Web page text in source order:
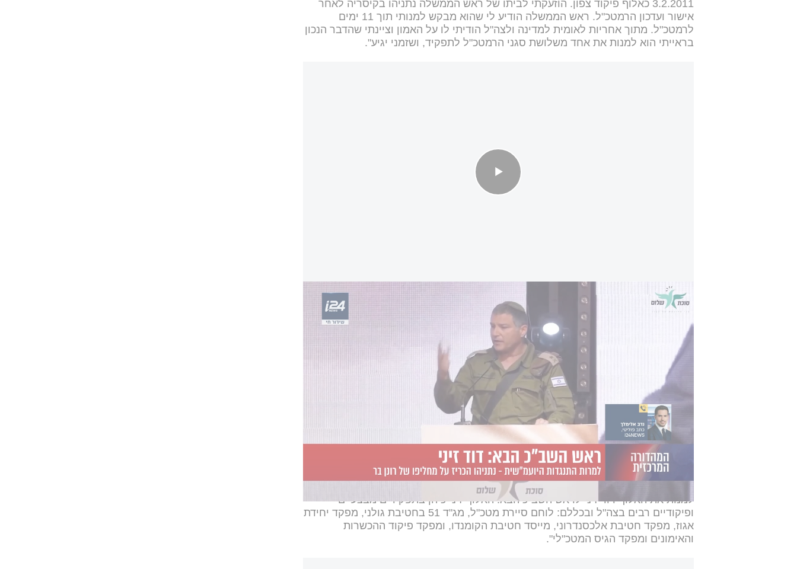
3.2.2011 כאלוף פיקוד צפון. הוזעקתי לביתו של ראש הממשלה נתניהו בקיסריה לאחר
אישור ועדכון הרמטכ"ל. ראש הממשלה הודיע לי שהוא מבקש למנותי תוך 11 ימים
לרמטכ"ל. מתוך אחריות לאומית למדינה ולצה"ל הודיתי לו על האמון וציינתי שהדבר הנכון
בראייתי הוא למנות את אחד משלושת סגני הרמטכ"ל לתפקיד, ושזמני יגיע".
ראש השב"כ הבא: האלוף במיל' דוד זיני - דיווח של נדב אלימלך
"על רקע הפרסומים השונים על הליך המינוי שלך לתפקיד הבכיר והרגיש של ראש השב"כ,
בעת מלחמה מהארוכות והקשות בתולדותיה, נזכרתי הבוקר בשיחה ההיא".
"דוד, אני מכיר אותך שנים ויודע שיש בכוחך להתייצב לטובת הדבר הנכון למדינת ישראל
גם במחיר אישי. במקום שבו אין מנהיגים ראויים, היה מנהיג ותודיע לראש הממשלה
שהדבר הנכון לעשות בעת הזו הוא להמתין לפרשנות היועמ"שית לפסיקת בג"צ ואחריה
לאפשר בחירת מועמד מנוסה יותר לעת המלחמה", כתב הרמטכ"ל לשעבר.
נזכיר כי אתמול ראש הממשלה בנימין נתניהו מינה את
כך הודיעה לשכת ראש הממשלה. ההודעה הגיעה לאחר פסיקת בג"ץ כי פיטורי ראש
השב"כ רונן בר אינם חוקיים בשל היותו של נתניהו בניגוד עניינים.
בהודעה מטעם לשכת נתניהו נכתב: "ראש הממשלה נתניהו הודיע הערב על החלטתו
למנות את האלוף דוד זיני לראש השב"כ הבא. האלוף זיני כיהן בתפקידים מבצעיים
ופיקודיים רבים בצה"ל ובכללם: לוחם סיירת מטכ"ל, מג"ד 51 בחטיבת גולני, מפקד יחידת
אגוז, מפקד חטיבת אלכסנדרוני, מייסד חטיבת הקומנדו, ומפקד פיקוד ההכשרות
והאימונים ומפקד הגיס המטכ"לי".